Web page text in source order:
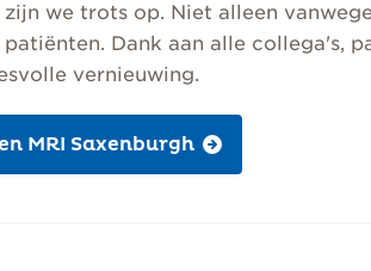
zijn we trots op. Niet alleen
patiënten. Dank aan alle collega's,
vernieuwing.
MRI Saxenburgh